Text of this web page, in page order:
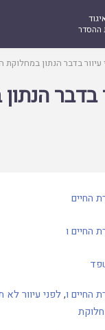
ההסדר
עיוור בדבר הנתון במחלוקת
בדבר
החיים
החיים ו
החיים ו,לפני עיוור לא